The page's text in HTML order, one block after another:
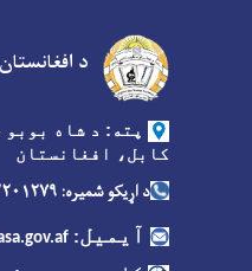
د
پته: د شاه
کابل، افغانستان
د اړیکو شمیره: ۰۲۰۲۲۰۱۲۷۹
آیمیل: